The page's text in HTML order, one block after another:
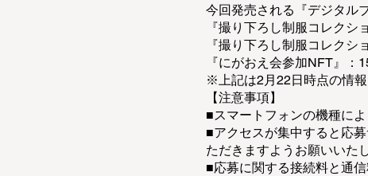
今回発売される『デジタル
『撮り下ろし制服コレク
『撮り下ろし制服コレク
『にがおえ会参加NFT』
※上記は2月22日時点の情
【注意事項】
■スマートフォンの機種に
■アクセスが集中すると応
ただきますようお願いいた
■応募に関する接続料と通